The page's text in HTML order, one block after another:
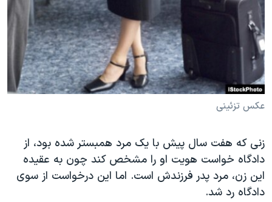
فرهنگ و زندگی
اقتصادی
آرشیو پخش زنده
مستندها
انتخابات ریاست جمهوری آمریکا ۲۰۲۴
حمله جمهوری اسلامی به اسرائیل
مجموعه مستندهای دادخواهی
تریبونال مردمی آبان ۹۸
دادگاه حمید نوری
دنبال کنید
زبانهای مختلف
عکس تزئینی
زنی که هفت سال پیش با یک مرد همبستر شده بود، از
دادگاه خواست هویت او را مشخص کند چون به عقیده
این زن، مرد پدر فرزندش است. اما این درخواست از سوی
دادگاه رد شد.